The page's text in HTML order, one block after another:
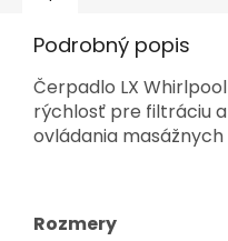
Podrobný popis
Čerpadlo LX
rýchlosť pre filtráciu
ovládania masážnych
Rozmery